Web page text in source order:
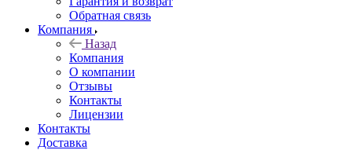
Обратная связь
Компания
Назад
Компания
О компании
Отзывы
Контакты
Лицензии
Контакты
Доставка